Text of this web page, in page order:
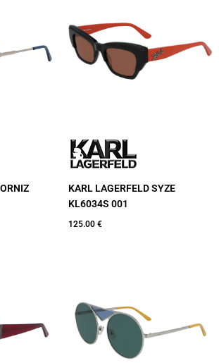
KARL LAGERFELD SYZE
KL6034S 001
125.00 €